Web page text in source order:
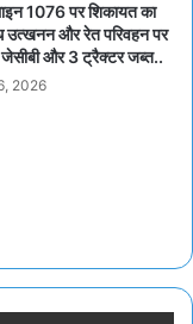
1076 पर शिकायत का
और रेत परिवहन पर
जेसीबी और 3 ट्रैक्टर जब्त..
2026